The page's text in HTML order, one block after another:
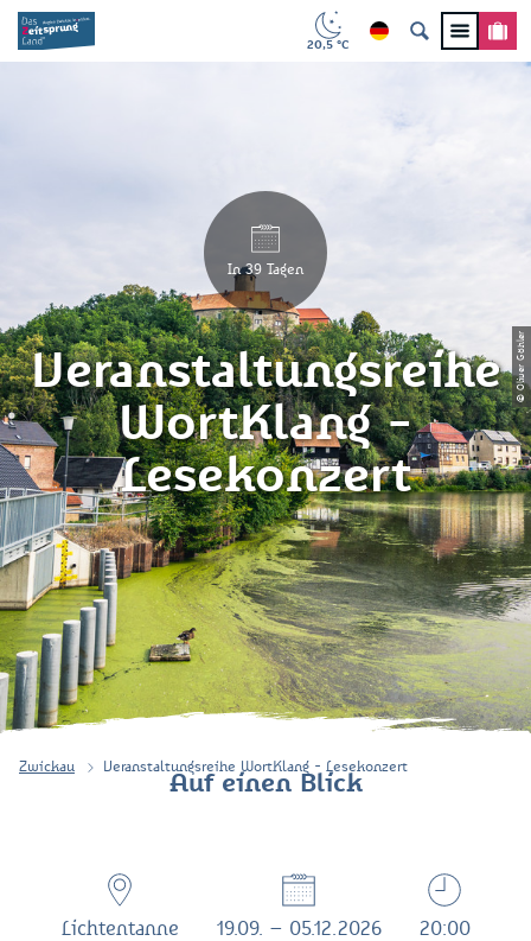
20,5 °C
© Oliver Göhler
In 39 Tagen
Veranstaltungsreihe
WortKlang -
Lesekonzert
Zwickau Veranstaltungsreihe WortKlang - Lesekonzert
Auf einen Blick
Lichtentanne
19.09. – 05.12.2026
20:00